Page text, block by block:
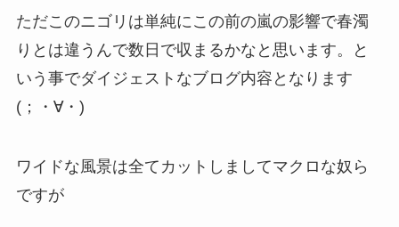
ただこのニゴリは単純にこの前の嵐の影響で春濁
りとは違うんで数日で収まるかなと思います。と
いう事でダイジェストなブログ内容となります
(；・∀・)
ワイドな風景は全てカットしましてマクロな奴ら
ですが